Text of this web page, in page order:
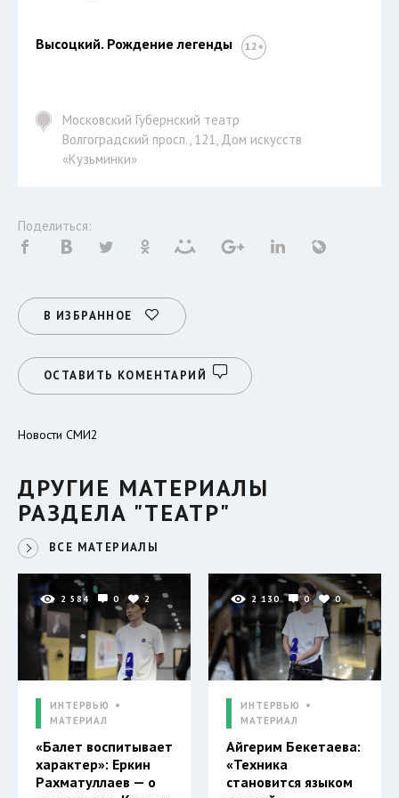
Высоцкий. Рождение легенды
Московский Губернский театр
Волгоградский просп., 121, Дом искусств
«Кузьминки»
Поделиться:
В ИЗБРАННОЕ
ОСТАВИТЬ КОМЕНТАРИЙ
Новости СМИ2
ДРУГИЕ МАТЕРИАЛЫ
РАЗДЕЛА "ТЕАТР"
ВСЕ МАТЕРИАЛЫ
2 584 0 2
ИНТЕРВЬЮ
МАТЕРИАЛ
«Балет воспитывает
характер»: Еркин
Рахматуллаев — о
2 130 0 0
ИНТЕРВЬЮ
МАТЕРИАЛ
Айгерим Бекетаева:
«Техника
становится языком